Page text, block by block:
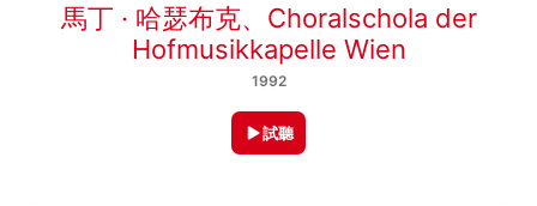
馬丁 · 哈瑟布克、 Choralschola der
Hofmusikkapelle Wien
1992
試聽